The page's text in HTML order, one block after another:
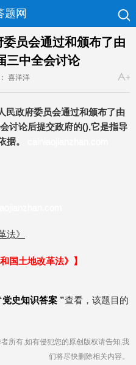
题网
员会通过和颁布了由
三中全会讨论
喜洋洋
民政府委员会通过和颁布了由
讨论后提交政府的(),它是指导
据。
法》
国土地改革法》 】
党史知识答案 ”查看，该题目的
所有,如有侵犯您的原创版权请告知,我
们将尽快删除相关内容。